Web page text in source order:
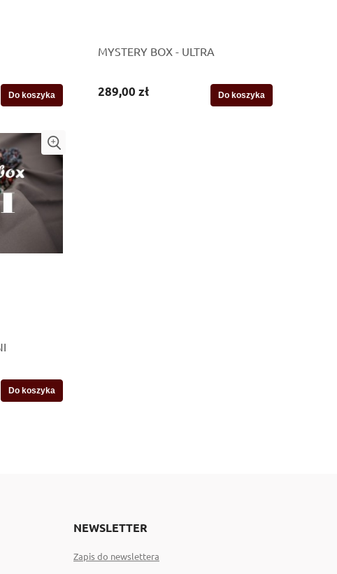
Do koszyka
MYSTERY BOX - ULTRA
289,00 zł Do koszyka
Do koszyka
NEWSLETTER
Zapis do newslettera